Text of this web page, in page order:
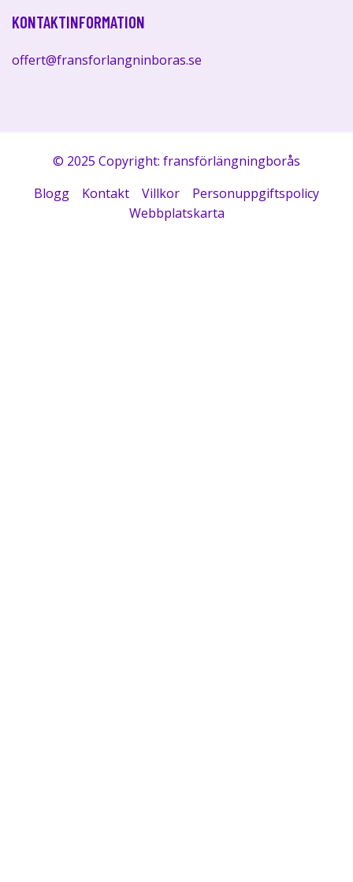
KONTAKTINFORMATION
offert@fransforlangninboras.se
© 2025 Copyright: fransförlängningborås
Blogg
Kontakt Villkor
Personuppgiftspolicy
Webbplatskarta